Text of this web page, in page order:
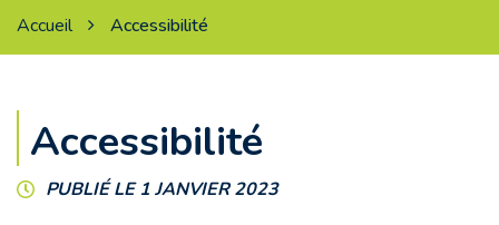
Accueil Accessibilité
Accessibilité
PUBLIÉ LE 1 JANVIER 2023